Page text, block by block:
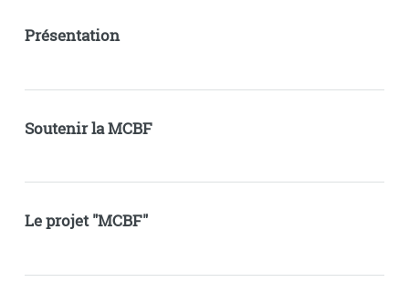
Présentation
Soutenir la MCBF
Le projet "MCBF"